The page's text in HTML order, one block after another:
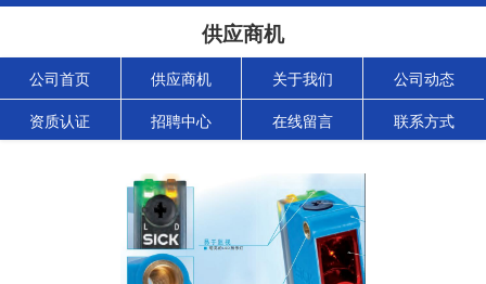
供应商机
公司首页 供应商机 关于我们 公司动态
资质认证 招聘中心 在线留言 联系方式